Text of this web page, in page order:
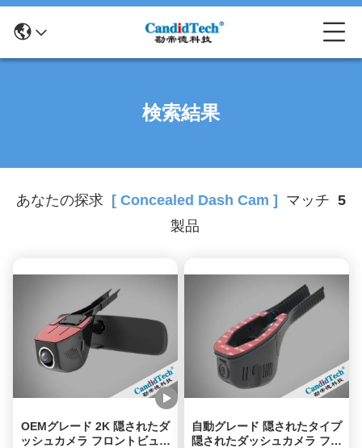
検索結果
あなたの探求 [ Concealed Dash Cam ] マッチ 5
製品
OEMグレード 2K 隠されたダ
ッシュカメラ フロントビュー
自動グレード 隠されたタイプ
隠されたダッシュカメラ フロ